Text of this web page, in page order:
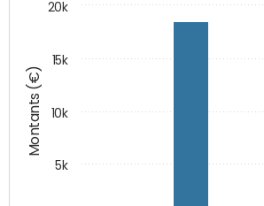
Montants (€)
5k
10k
15k
20k